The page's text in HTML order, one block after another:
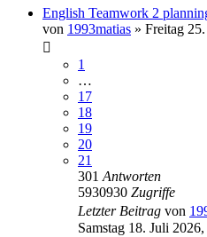
English Teamwork 2
von 1993matias » Freitag
1
…
17
18
19
20
21
301 Antworten
5930930 Zugriffe
Letzter Beitrag von
Samstag 18. Juli